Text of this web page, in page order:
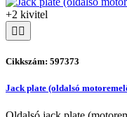
+2 kivitel
Cikkszám: 597373
Jack plate (oldalsó